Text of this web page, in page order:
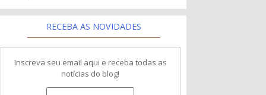
RECEBA AS NOVIDADES
Inscreva seu email aqui e receba todas as
notícias do blog!